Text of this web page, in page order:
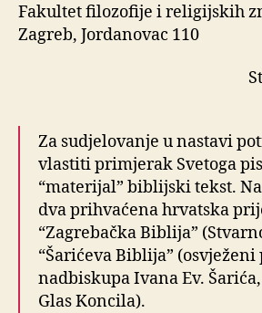
Fakultet filozofije i religijskih
Zagreb, Jordanovac 110
Za sudjelovanje u nastavi
vlastiti primjerak Svetoga
“materijal” biblijski tekst.
dva prihvaćena hrvatska
“Zagrebačka Biblija”
“Šarićeva Biblija”
nadbiskupa Ivana Ev.
Glas Koncila).